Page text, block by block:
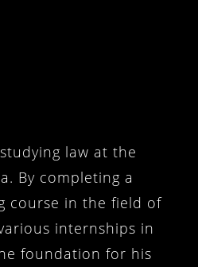
law at the
By completing a
course in the field of
internships in
foundation for his